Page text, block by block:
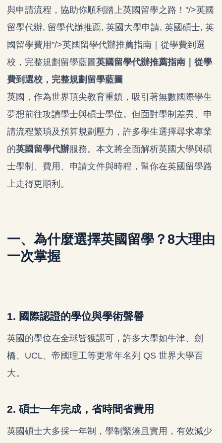
與申請流程，協助你順利踏上英國留學之路！"/>英國
留學代辦, 留學代辦推薦, 英國大學申請, 英國碩士, 英
國留學費用"/>英國留學代辦推薦指南｜從學費到選
校，完整規劃留學藍圖英國留學代辦推薦指南｜從學
費到選校，完整規劃留學藍圖
英國，作為世界頂尖教育重鎮，吸引著無數國際學生
夢想前往攻讀學士與碩士學位。但面對學制差異、申
請流程繁瑣及預算規劃壓力，許多學生選擇尋求專業
的英國留學代辦服務。本文將全面解析英國大學與碩
士學制、費用、申請文件與時程，幫你在英國留學路
上走得更順利。
一、為什麼選擇英國留學？8大理由
一次掌握
1. 國際認證的學位與學術聲譽
英國的學位在全球皆獲認可，許多大學如牛津、劍
橋、UCL、帝國理工等更常年名列 QS 世界大學百
大。
2.碩士一年完成，省時間省費用
英國碩士大多採一年制，學制緊湊且實用，有效減少